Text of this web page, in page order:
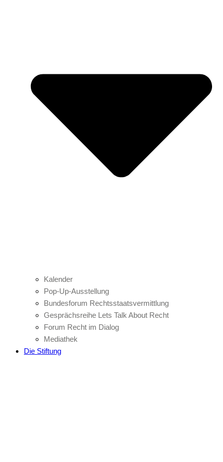
Kalender
Pop-Up-Ausstellung
Bundesforum Rechtsstaatsvermittlung
Gesprächsreihe Lets Talk About Recht
Forum Recht im Dialog
Mediathek
Die Stiftung